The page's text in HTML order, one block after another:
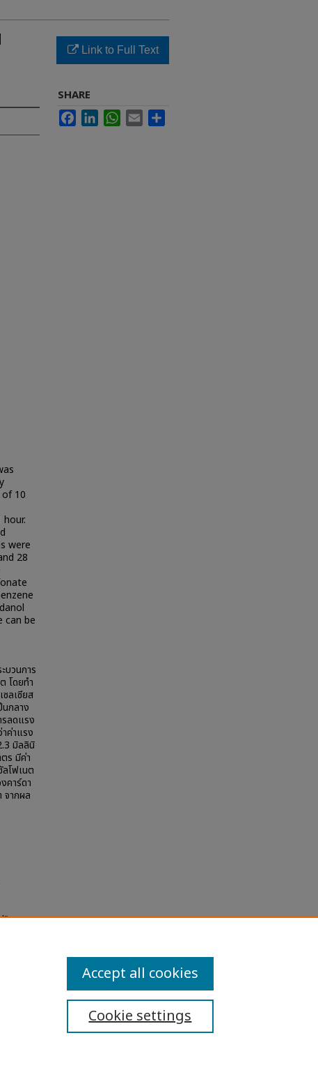
10
were
28
can be
บวนการ
โดยทำ
ลเซียส
นกลาง
รลดแรง
ค่าแรง
มิลลินิ
ร มีค่า
โฟเนต
คาร์ดา
จากผล
Link to Full Text
SHARE
FacebookLinkedInWhatsApp
Email
Statement
Cookie settings
Accept all cookies